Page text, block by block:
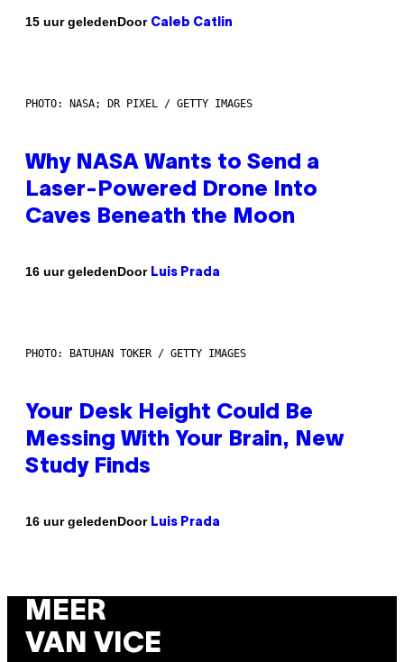
15 uur geledenDoor Caleb Catlin
PHOTO: NASA; DR PIXEL / GETTY IMAGES
Why NASA Wants to Send a
Laser-Powered Drone Into
Caves Beneath the Moon
16 uur geledenDoor Luis Prada
PHOTO: BATUHAN TOKER / GETTY IMAGES
Your Desk Height Could Be
Messing With Your Brain, New
Study Finds
16 uur geledenDoor Luis Prada
MEER
VAN VICE